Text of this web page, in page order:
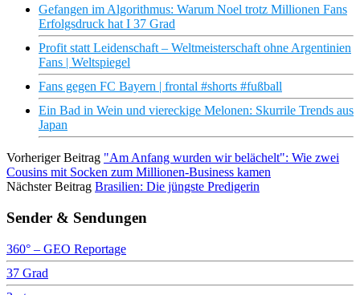
Gefangen im Algorithmus: Warum Noel trotz Millionen Fans
Erfolgsdruck hat I 37 Grad
Profit statt Leidenschaft – Weltmeisterschaft ohne Argentinien
Fans | Weltspiegel
Fans gegen FC Bayern | frontal #shorts #fußball
Ein Bad in Wein und viereckige Melonen: Skurrile Trends aus
Japan
Vorheriger Beitrag "Am Anfang wurden wir belächelt": Wie zwei
Cousins mit Socken zum Millionen-Business kamen
Nächster Beitrag Brasilien: Die jüngste Predigerin
Sender & Sendungen
360° – GEO Reportage
37 Grad